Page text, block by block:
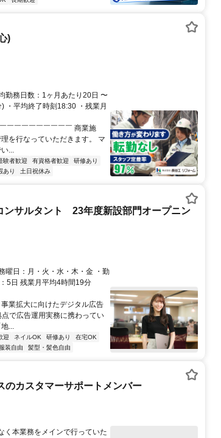
)
勤務日数：1ヶ月あたり20日 〜
・平均終了時刻18:30 ・残業月
￣￣￣￣￣￣￣￣￣ 商業施
を行なっていただきます。 マ
...
験者歓迎 有資格者歓迎
研修あり
あり 土日祝休み
ンサルタント 23年度新設部門オープニン
曜日：月・火・水・木・金 ・勤
5日 残業月平均4時間19分
業拡大に向けたデジタル広告
で広告運用実務に携わってい
...
迎 ネイルOK 研修あり
在宅OK
服装自由 髪型・髪色自由
のカスタマーサポートメンバー
本業務をメインで行っていた